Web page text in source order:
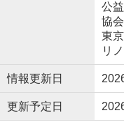
公
協
東
リ
情報更新日
更新予定日